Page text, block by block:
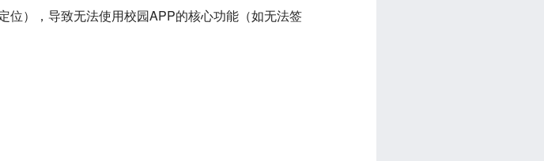
位），导致无法使用校园APP的核心功能（如无法签